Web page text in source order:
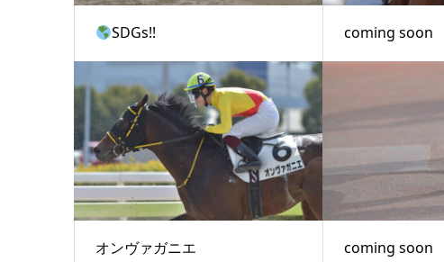
SDGs!! coming soon
オンヴァガニエ coming soon